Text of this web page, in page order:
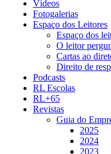
Vídeos
Fotogalerias
Espaço dos Leitores
Espaço dos
O leitor
Cartas ao
Direito de
Podcasts
RL Escolas
RL+65
Revistas
Guia do
2025
2024
2023